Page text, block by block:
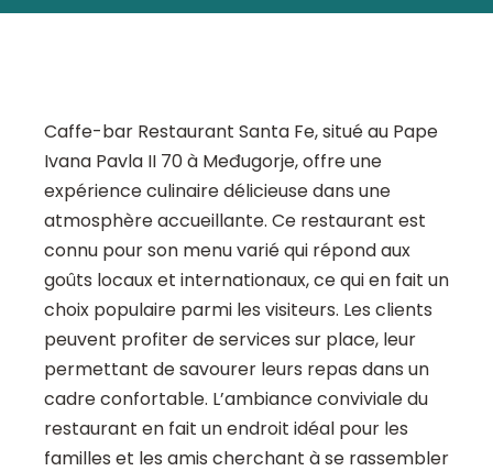
Caffe-bar Restaurant Santa Fe, situé au Pape
Ivana Pavla II 70 à Međugorje, offre une
expérience culinaire délicieuse dans une
atmosphère accueillante. Ce restaurant est
connu pour son menu varié qui répond aux
goûts locaux et internationaux, ce qui en fait un
choix populaire parmi les visiteurs. Les clients
peuvent profiter de services sur place, leur
permettant de savourer leurs repas dans un
cadre confortable. L’ambiance conviviale du
restaurant en fait un endroit idéal pour les
familles et les amis cherchant à se rassembler